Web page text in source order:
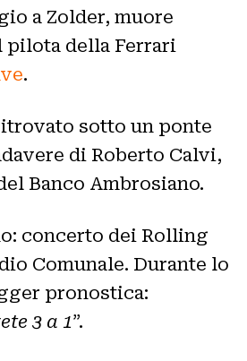
a Zolder, muore
della Ferrari
.
sotto un ponte
di Roberto Calvi,
Banco Ambrosiano.
concerto dei Rolling
Comunale. Durante lo
pronostica:
3 a 1”.